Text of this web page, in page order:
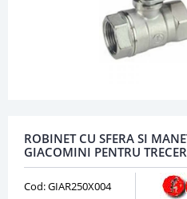
ROBINET CU SFERA SI
GIACOMINI PENTRU
Cod: GIAR250X004